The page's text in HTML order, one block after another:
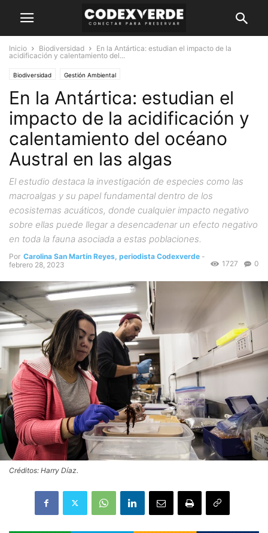
Inicio Biodiversidad
En la Antártica: estudian el impacto de la
acidificación y calentamiento del...
Biodiversidad Gestión Ambiental
En la Antártica: estudian el
impacto de la acidificación y
calentamiento del océano
Austral en las algas
El estudio destaca la investigación de especies como las
macroalgas y su papel fundamental dentro de los
ecosistemas acuáticos, donde cualquier impacto negativo
sobre ellas puede llegar a desencadenar un efecto negativo
en toda la fauna asociada a estas poblaciones.
Por Carolina San Martín Reyes, periodista Codexverde -
febrero 28, 2023
0
1727
Créditos: Harry Díaz.